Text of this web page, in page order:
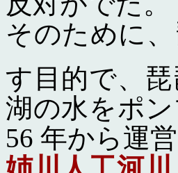
そのために
す目的で、
湖の水をポ
56 年から運